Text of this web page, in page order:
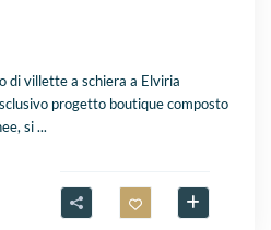
di villette a schiera a Elviria
progetto boutique composto
si...